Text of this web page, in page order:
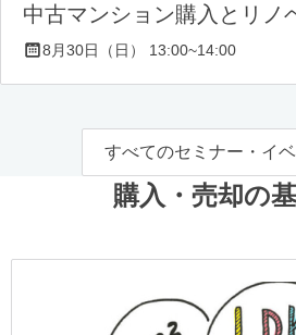
中古マンション購入とリノ
8月30日（日） 13:00~14:00
すべてのセミナー・イ
購入・売却の